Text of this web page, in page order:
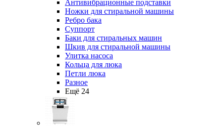
Антивибрационные подставки
Ножки для стиральной машины
Ребро бака
Суппорт
Баки для стиральных машин
Шкив для стиральной машины
Улитка насоса
Кольца для люка
Петли люка
Разное
Ещё 24